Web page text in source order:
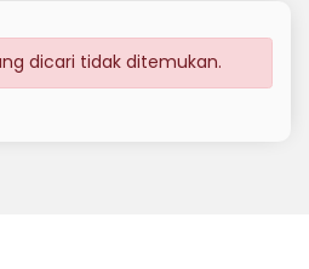
dicari tidak ditemukan.